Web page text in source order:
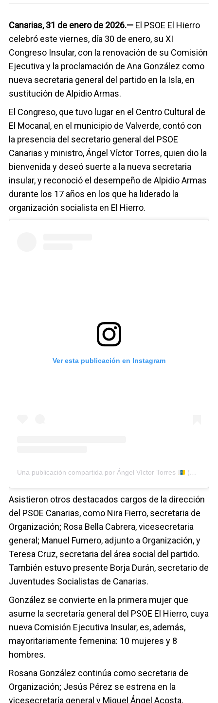
Canarias, 31 de enero de 2026.— El PSOE El Hierro
celebró este viernes, día 30 de enero, su XI
Congreso Insular, con la renovación de su Comisión
Ejecutiva y la proclamación de Ana González como
nueva secretaria general del partido en la Isla, en
sustitución de Alpidio Armas.
El Congreso, que tuvo lugar en el Centro Cultural de
El Mocanal, en el municipio de Valverde, contó con
la presencia del secretario general del PSOE
Canarias y ministro, Ángel Víctor Torres, quien dio la
bienvenida y deseó suerte a la nueva secretaria
insular, y reconoció el desempeño de Alpidio Armas
durante los 17 años en los que ha liderado la
organización socialista en El Hierro.
Ver esta publicación en Instagram
Una publicación compartida por Ángel Víctor Torres (@avtorresp)
Asistieron otros destacados cargos de la dirección
del PSOE Canarias, como Nira Fierro, secretaria de
Organización; Rosa Bella Cabrera, vicesecretaria
general; Manuel Fumero, adjunto a Organización, y
Teresa Cruz, secretaria del área social del partido.
También estuvo presente Borja Durán, secretario de
Juventudes Socialistas de Canarias.
González se convierte en la primera mujer que
asume la secretaría general del PSOE El Hierro, cuya
nueva Comisión Ejecutiva Insular, es, además,
mayoritariamente femenina: 10 mujeres y 8
hombres.
Rosana González continúa como secretaria de
Organización; Jesús Pérez se estrena en la
vicesecretaría general y Miguel Ángel Acosta,